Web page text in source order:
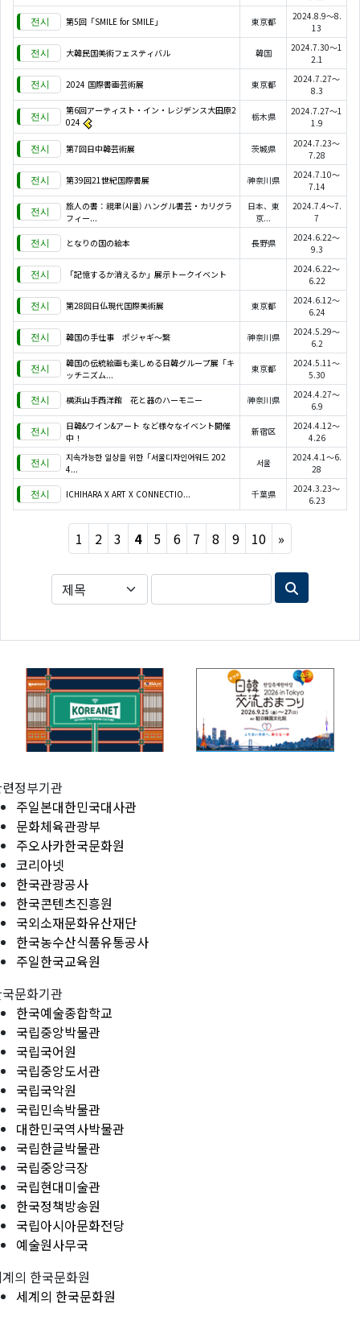
第5回「SMILE for SMILE」 東京都
2024.8.9～8.
13
大韓民国美術フェスティバル 韓国
2024.7.30～1
2.1
2024 国際書画芸術展 東京都
2024.7.27～
8.3
第6回アーティスト・イン・レジデンス大田原2
024
栃木県
2024.7.27～1
1.9
第7回日中韓芸術展 茨城県
2024.7.23～
7.28
第39回21世紀国際書展 神奈川県
2024.7.10～
7.14
旅人の書：視聿(시율) ハングル書芸・カリグラ
フィー...
日本、東
京...
2024.7.4～7.
7
となりの国の絵本 長野県
2024.6.22～
9.3
「記憶するか消えるか」展示トークイベント
2024.6.22～
6.22
第28回日仏現代国際美術展 東京都
2024.6.12～
6.24
韓国の手仕事 ポジャギ～繋 神奈川県
2024.5.29～
6.2
韓国の伝統絵画も楽しめる日韓グループ展「キ
ッチニズム...
東京都
2024.5.11～
5.30
横浜山手西洋館 花と器のハーモニー 神奈川県
2024.4.27～
6.9
日韓&ワイン&アート など様々なイベント開催
中！
新宿区
2024.4.12～
4.26
지속가능한 일상을 위한「서울디자인어워드 202
4...
서울
2024.4.1～6.
28
ICHIHARA X ART X CONNECTIO... 千葉県
2024.3.23～
6.23
1 2 3 4 5 6 7 8 9 10 »
정부기관
주일본대한민국대사관
문화체육관광부
주오사카한국문화원
코리아넷
한국관광공사
한국콘텐츠진흥원
국외소재문화유산재단
한국농수산식품유통공사
주일한국교육원
문화기관
한국예술종합학교
국립중앙박물관
국립국어원
국립중앙도서관
국립국악원
국립민속박물관
대한민국역사박물관
국립한글박물관
국립중앙극장
국립현대미술관
한국정책방송원
국립아시아문화전당
예술원사무국
의 한국문화원
세계의 한국문화원